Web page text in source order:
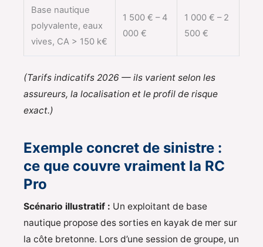
Base nautique
polyvalente, eaux
vives, CA > 150 k€
1 500 € – 4
000 €
1 000 € – 2
500 €
(Tarifs indicatifs 2026 — ils varient selon les
assureurs, la localisation et le profil de risque
exact.)
Exemple concret de sinistre :
ce que couvre vraiment la RC
Pro
Scénario illustratif : Un exploitant de base
nautique propose des sorties en kayak de mer sur
la côte bretonne. Lors d’une session de groupe, un